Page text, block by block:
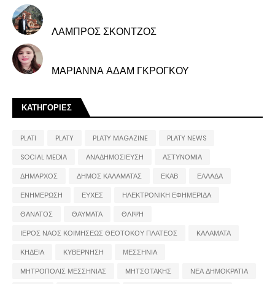
ΛΑΜΠΡΟΣ ΣΚΟΝΤΖΟΣ
ΜΑΡΙΑΝΝΑ ΑΔΑΜ ΓΚΡΟΓΚΟΥ
ΚΑΤΗΓΟΡΙΕΣ
PLATI PLATY PLATY MAGAZINE
PLATY NEWS
SOCIAL MEDIA
ΑΝΑΔΗΜΟΣΙΕΥΣΗ
ΑΣΤΥΝΟΜΙΑ
ΔΗΜΑΡΧΟΣ
ΔΗΜΟΣ ΚΑΛΑΜΑΤΑΣ ΕΚΑΒ
ΕΛΛΑΔΑ
ΕΝΗΜΕΡΩΣΗ
ΕΥΧΕΣ
ΗΛΕΚΤΡΟΝΙΚΗ ΕΦΗΜΕΡΙΔΑ
ΘΑΝΑΤΟΣ
ΘΑΥΜΑΤΑ
ΘΛΙΨΗ
ΙΕΡΟΣ ΝΑΟΣ ΚΟΙΜΗΣΕΩΣ ΘΕΟΤΟΚΟΥ ΠΛΑΤΕΟΣ
ΚΑΛΑΜΑΤΑ
ΚΗΔΕΙΑ
ΚΥΒΕΡΝΗΣΗ
ΜΕΣΣΗΝΙΑ
ΜΗΤΡΟΠΟΛΙΣ ΜΕΣΣΗΝΙΑΣ
ΜΗΤΣΟΤΑΚΗΣ
ΝΕΑ ΔΗΜΟΚΡΑΤΙΑ